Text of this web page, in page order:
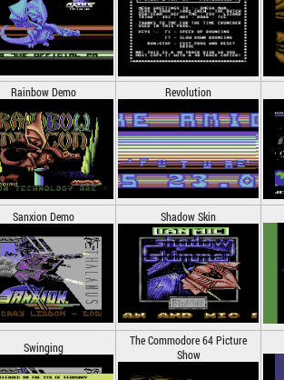
Rainbow Demo Revolution
Sanxion Demo Shadow Skin
Swinging
The Commodore 64 Picture
Show